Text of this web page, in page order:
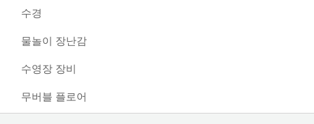
수경
물놀이 장난감
수영장 장비
무버블 플로어